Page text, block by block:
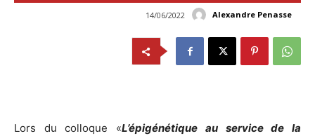
Alexandre Penasse
14/06/2022
Lors du colloque «L’épigénétique au service de la